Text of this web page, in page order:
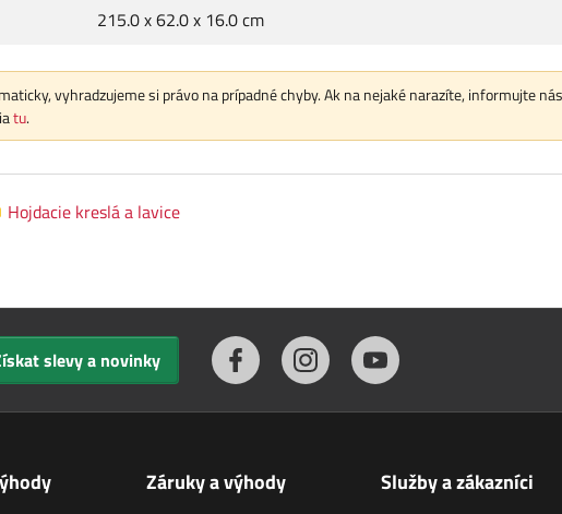
215.0 x 62.0 x 16.0 cm
vyhradzujeme si právo na prípadné chyby. Ak na nejaké narazíte, informujte
tu.
Hojdacie kreslá a lavice
slevy a novinky
Záruky a výhody Služby a zákazníci